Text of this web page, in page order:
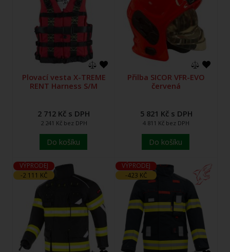
Plovací vesta X-TREME
RENT Harness S/M
2 712 Kč s DPH
2 241 Kč bez DPH
Do košíku
Přilba SICOR VFR-EVO
červená
5 821 Kč s DPH
4 811 Kč bez DPH
Do košíku
VÝPRODEJ
-2 111 KČ
VÝPRODEJ
-423 KČ